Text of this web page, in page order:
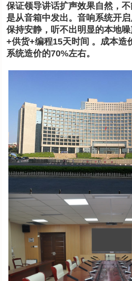
保证领导讲话扩声效果自然，
是从音箱中发出。音响系统开
保持安静，听不出明显的本地
+供货+编程15天时间 。成本造
系统造价的70%左右。